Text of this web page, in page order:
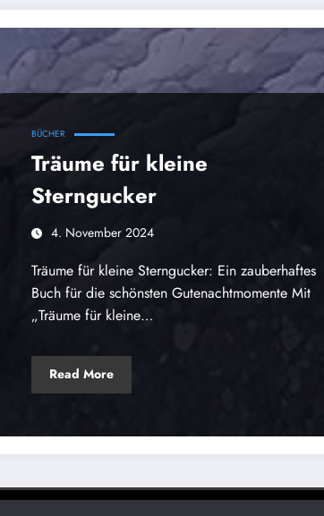
BÜCHER
Träume für kleine
Sterngucker
4. November 2024
Träume für kleine Sterngucker: Ein zauberhaftes
Buch für die schönsten Gutenachtmomente Mit
„Träume für kleine…
Read More